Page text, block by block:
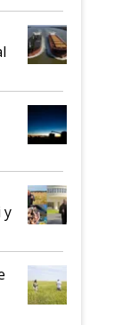
y